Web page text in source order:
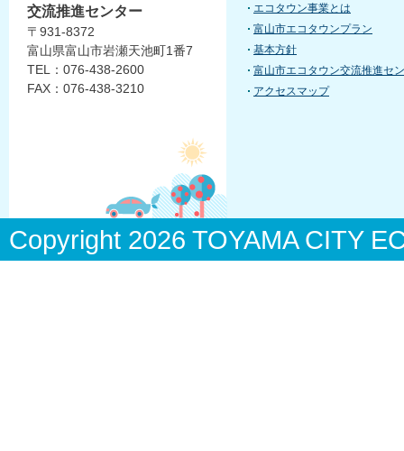
交流推進センター
〒931-8372
富山県富山市岩瀬天池町1番7
TEL：076-438-2600
FAX：076-438-3210
エコタウン事業とは
富山市エコタウンプラン
基本方針
富山市エコタウン交流推進セ
アクセスマップ
Copyright 2026 TOYAMA CITY